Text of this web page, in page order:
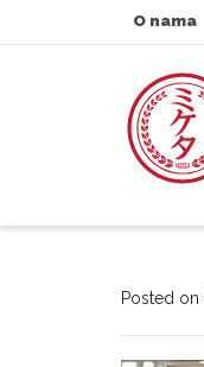
O nama
Posted on